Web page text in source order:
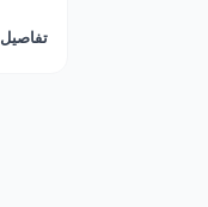
تفاصيل